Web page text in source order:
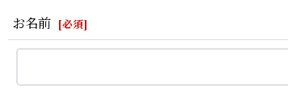
お名前 [必須]